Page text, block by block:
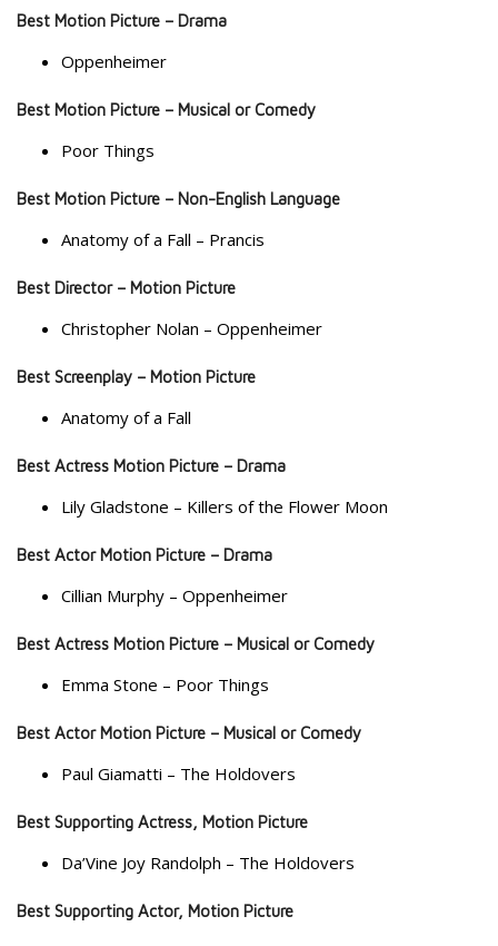
Best Motion Picture – Drama
Oppenheimer
Best Motion Picture – Musical or Comedy
Poor Things
Best Motion Picture – Non-English Language
Anatomy of a Fall – Prancis
Best Director – Motion Picture
Christopher Nolan – Oppenheimer
Best Screenplay – Motion Picture
Anatomy of a Fall
Best Actress Motion Picture – Drama
Lily Gladstone – Killers of the Flower Moon
Best Actor Motion Picture – Drama
Cillian Murphy – Oppenheimer
Best Actress Motion Picture – Musical or Comedy
Emma Stone – Poor Things
Best Actor Motion Picture – Musical or Comedy
Paul Giamatti – The Holdovers
Best Supporting Actress, Motion Picture
Da’Vine Joy Randolph – The Holdovers
Best Supporting Actor, Motion Picture